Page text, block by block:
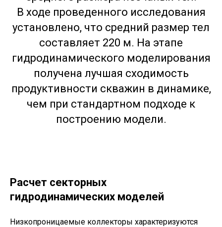
В ходе проведенного исследования
установлено, что средний размер тел
составляет 220 м. На этапе
гидродинамического моделирования
получена лучшая сходимость
продуктивности скважин в динамике,
чем при стандартном подходе к
построению модели.
Расчет секторных
гидродинамических моделей
Низкопроницаемые коллекторы характеризуются